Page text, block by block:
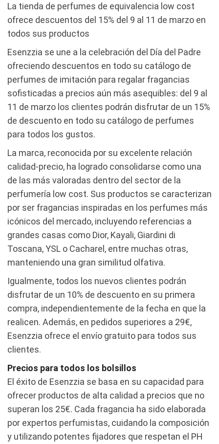
La tienda de perfumes de equivalencia low cost
ofrece descuentos del 15% del 9 al 11 de marzo en
todos sus productos
Esenzzia se une a la celebración del Día del Padre
ofreciendo descuentos en todo su catálogo de
perfumes de imitación para regalar fragancias
sofisticadas a precios aún más asequibles: del 9 al
11 de marzo los clientes podrán disfrutar de un 15%
de descuento en todo su catálogo de perfumes
para todos los gustos.
La marca, reconocida por su excelente relación
calidad-precio, ha logrado consolidarse como una
de las más valoradas dentro del sector de la
perfumería low cost. Sus productos se caracterizan
por ser fragancias inspiradas en los perfumes más
icónicos del mercado, incluyendo referencias a
grandes casas como Dior, Kayali, Giardini di
Toscana, YSL o Cacharel, entre muchas otras,
manteniendo una gran similitud olfativa.
Igualmente, todos los nuevos clientes podrán
disfrutar de un 10% de descuento en su primera
compra, independientemente de la fecha en que la
realicen. Además, en pedidos superiores a 29€,
Esenzzia ofrece el envío gratuito para todos sus
clientes.
Precios para todos los bolsillos
El éxito de Esenzzia se basa en su capacidad para
ofrecer productos de alta calidad a precios que no
superan los 25€. Cada fragancia ha sido elaborada
por expertos perfumistas, cuidando la composición
y utilizando potentes fijadores que respetan el PH